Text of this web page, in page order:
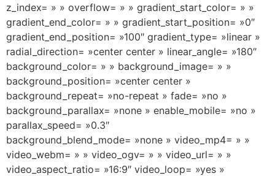
z_index= » » overflow= » » gradient_start_color= » »
gradient_end_color= » » gradient_start_position= »0″
gradient_end_position= »100″ gradient_type= »linear »
radial_direction= »center center » linear_angle= »180″
background_color= » » background_image= » »
background_position= »center center »
background_repeat= »no-repeat » fade= »no »
background_parallax= »none » enable_mobile= »no »
parallax_speed= »0.3″
background_blend_mode= »none » video_mp4= » »
video_webm= » » video_ogv= » » video_url= » »
video_aspect_ratio= »16:9″ video_loop= »yes »